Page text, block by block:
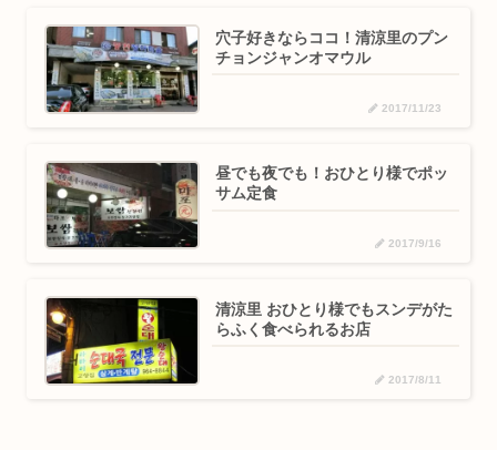
穴子好きならココ！清涼里のプン
チョンジャンオマウル
2017/11/23
昼でも夜でも！おひとり様でポッ
サム定食
2017/9/16
清涼里 おひとり様でもスンデがた
らふく食べられるお店
2017/8/11